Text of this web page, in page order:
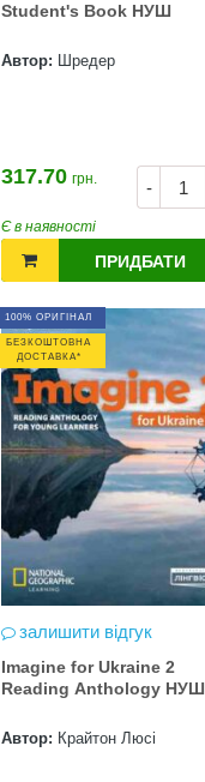
Student's Book НУШ
Автор: Шредер
-
317.70 грн.
Є в наявності
ПРИДБАТИ
100% ОРИГІНАЛ
БЕЗКОШТОВНА
ДОСТАВКА*
залишити відгук
Imagine for Ukraine 2
Reading Anthology НУШ
Автор: Крайтон Люсі